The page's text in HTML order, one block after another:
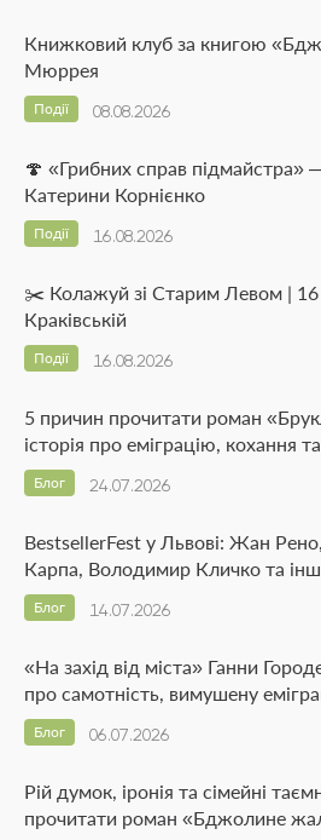
Книжковий клуб за книгою
Мюррея
08.08.2026
Події
🍄 «Грибних справ підмайстра»
Катерини Корнієнко
16.08.2026
Події
✂️ Колажуй зі Старим Левом | 16
Краківській
16.08.2026
Події
5 причин прочитати роман
історія про еміграцію, кохання
24.07.2026
Блог
BestsellerFest у Львові: Жан
Карпа, Володимир Кличко та інші
14.07.2026
Блог
«На захід від міста» Ганни
про самотність, вимушену
06.07.2026
Блог
Рій думок, іронія та сімейні
прочитати роман «Бджолине